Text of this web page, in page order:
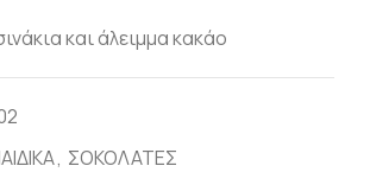
και άλειμμα κακάο
, ΣΟΚΟΛΑΤΕΣ